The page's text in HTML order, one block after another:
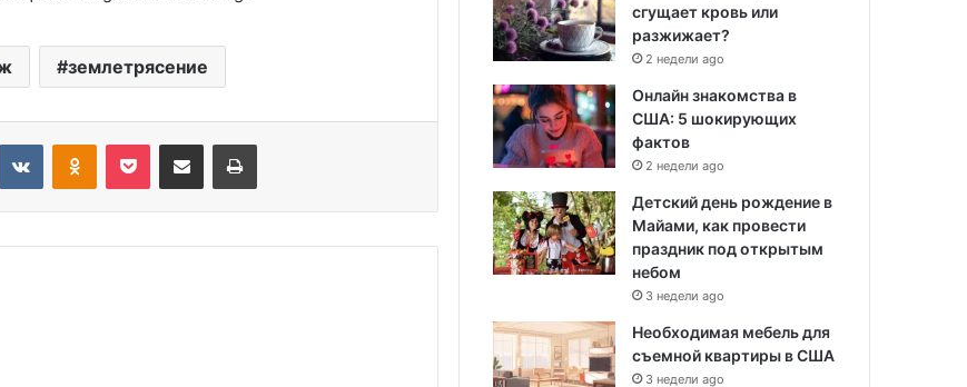
землетрясение
Погода в Душанбе сегодня 29
Прогноз погоды в Душанбе на 10
сгущает кровь или
разжижает?
2 недели ago
Онлайн знакомства в
США: 5 шокирующих
фактов
2 недели ago
Детский день рождение в
Майами, как провести
праздник под открытым
небом
3 недели ago
Необходимая мебель для
съемной квартиры в США
3 недели ago